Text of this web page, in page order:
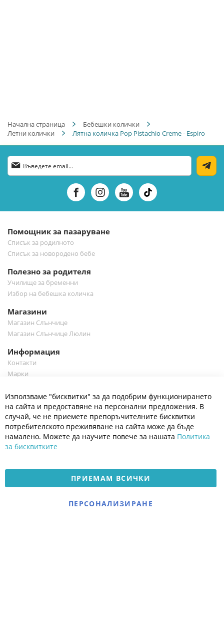
Начална страница
Бебешки колички
Летни колички
Лятна количка Pop Pistachio Creme - Espiro
Абонирай
се
бюлетин:
Помощник за пазаруване
Списък за родилното
Списък за новородено бебе
Полезно за родителя
Училище за бременни
Избор на бебешка количка
Магазини
Магазин Слънчице
Магазин Слънчице Люлин
Информация
Контакти
Марки
Полезно
Общи условия
Политика за поверителност
Платформа за OPC
Доставка и плащане
Електронен магазин
разработен и поддържан
Използваме "бисквитки" за да подобрим функционирането
на сайта и предоставяне на персонални предложения. В
случай, че не приемете препоръчителните бисквитки
потребителското преживяване на сайта може да бъде
намалено. Можете да научите повече за нашата Политика
за бисквитките
ПРИЕМАМ ВСИЧКИ
ПЕРСОНАЛИЗИРАНЕ